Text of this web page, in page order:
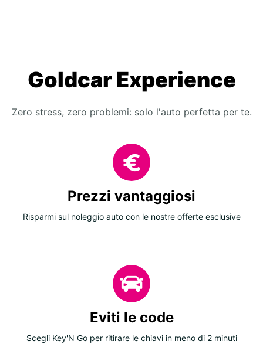
Goldcar Experience
Zero stress, zero problemi: solo l'auto perfetta per te.
Prezzi vantaggiosi
Risparmi sul noleggio auto con le nostre offerte esclusive
Eviti le code
Scegli Key'N Go per ritirare le chiavi in meno di 2 minuti